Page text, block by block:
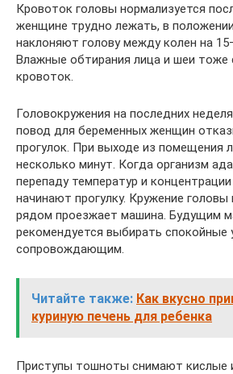
Кровоток головы нормализуется
женщине трудно лежать, в
наклоняют голову между колен на
Влажные обтирания лица и шеи тоже
кровоток.
Головокружения на последних
повод для беременных женщин
прогулок. При выходе из помещения
несколько минут. Когда организм
перепаду температур и
начинают прогулку. Кружение головы
рядом проезжает машина. Будущим
рекомендуется выбирать спокойные
сопровождающим.
Читайте также: Как вкусно
куриную печень для ребенка
Приступы тошноты снимают кислые